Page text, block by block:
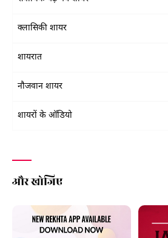
क्लासिकी शायर
शायरात
नौजवान शायर
शायरों के ऑडियो
और खोजिए